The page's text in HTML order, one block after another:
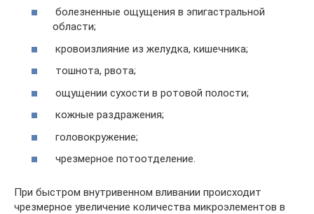
болезненные ощущения в эпигастральной
области;
кровоизлияние из желудка, кишечника;
тошнота, рвота;
ощущении сухости в ротовой полости;
кожные раздражения;
головокружение;
чрезмерное потоотделение.
При быстром внутривенном вливании происходит
чрезмерное увеличение количества микроэлементов в